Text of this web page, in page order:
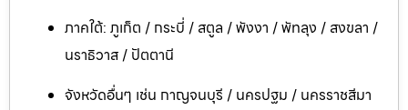
ภาคใต้: ภูเก็ต / กระบี่ / สตูล / พังงา / พัทลุง / สงขลา /
นราธิวาส / ปัตตานี
จังหวัดอื่นๆ เช่น กาญจนบุรี / นครปฐม / นครราชสีมา